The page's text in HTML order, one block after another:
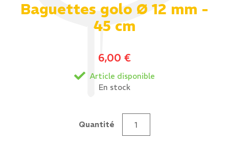
Baguettes golo Ø 12 mm -
45 cm
6,00 €
Article disponible
En stock
Quantitéquantité